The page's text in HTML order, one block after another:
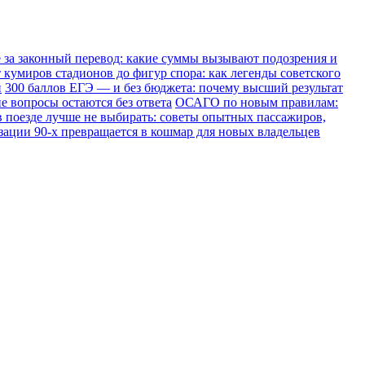
за законный перевод: какие суммы вызывают подозрения и
стадионов до фигур спора: как легенды советского
300 баллов ЕГЭ — и без бюджета: почему высший результат
вопросы остаются без ответа ОСАГО по новым правилам:
поезде лучше не выбирать: советы опытных пассажиров,
90-х превращается в кошмар для новых владельцев